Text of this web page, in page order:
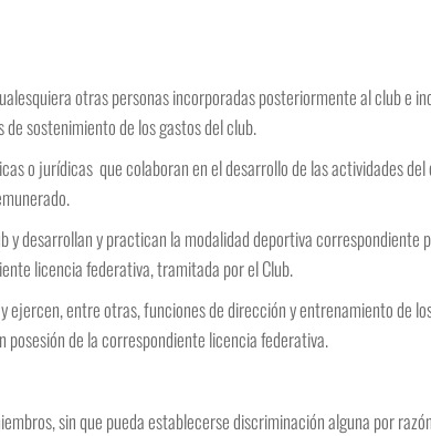
otras personas incorporadas posteriormente al club e
sostenimiento de los gastos del club.
o jurídicas que colaboran en el desarrollo de las actividades
y desarrollan y practican la modalidad deportiva correspondiente
licencia federativa, tramitada por el Club.
ejercen, entre otras, funciones de dirección y entrenamiento de
de la correspondiente licencia federativa.
sin que pueda establecerse discriminación alguna por